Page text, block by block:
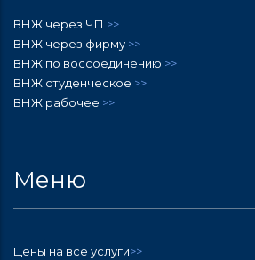
ВНЖ через ЧП >>
ВНЖ через фирму >>
ВНЖ по воссоединению >>
ВНЖ студенческое >>
ВНЖ рабочее >>
Меню
Цены на все услуги>>